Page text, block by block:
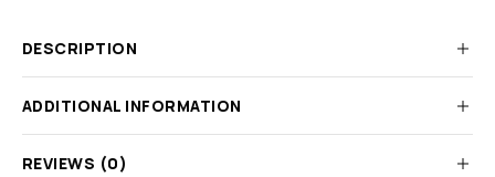
DESCRIPTION
ADDITIONAL INFORMATION
REVIEWS (0)